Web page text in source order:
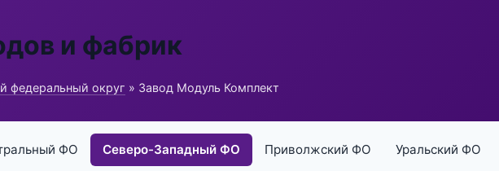
и фабрик
федеральный округ » Завод Модуль Комплект
ФО Северо-Западный ФО Приволжский ФО Уральский ФО